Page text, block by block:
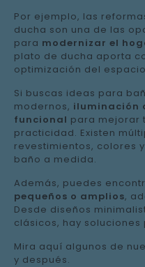
Por ejemplo, las
ducha son una de las
para modernizar el
plato de ducha aporta
optimización del
Si buscas ideas para
modernos, iluminación
funcional para mejorar
practicidad. Existen
revestimientos, colores
baño a medida.
Además, puedes
pequeños o amplios,
Desde diseños
clásicos, hay
Mira aquí algunos de
y después.